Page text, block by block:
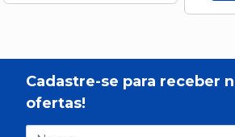
Cadastre-se para receber
ofertas!